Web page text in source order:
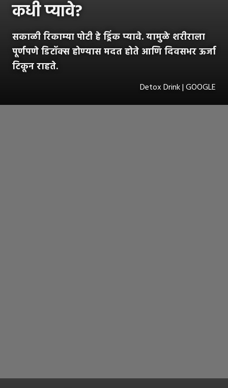
कधी प्यावे?
सकाळी रिकाम्या पोटी हे ड्रिंक प्यावे. यामुळे शरीराला
पूर्णपणे डिटॉक्स होण्यास मदत होते आणि दिवसभर ऊर्जा
टिकून राहते.
Detox Drink | GOOGLE